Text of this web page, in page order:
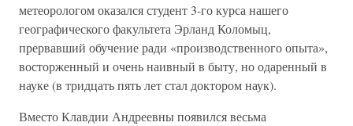
метеорологом оказался студент 3-го курса нашего
географического факультета Эрланд Коломыц,
прервавший обучение ради «производственного опыта»,
восторженный и очень наивный в быту, но одаренный в
науке (в тридцать пять лет стал доктором наук).
Вместо Клавдии Андреевны появился весьма